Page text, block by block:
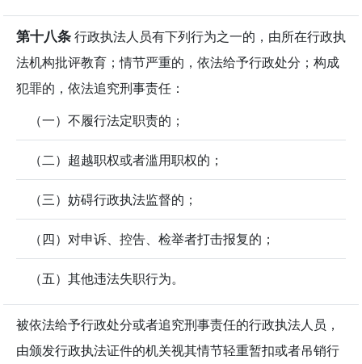
第十八条行政执法人员有下列行为之一的，由所在行政执
法机构批评教育；情节严重的，依法给予行政处分；构成
犯罪的，依法追究刑事责任：
（一）不履行法定职责的；
（二）超越职权或者滥用职权的；
（三）妨碍行政执法监督的；
（四）对申诉、控告、检举者打击报复的；
（五）其他违法失职行为。
被依法给予行政处分或者追究刑事责任的行政执法人员，
由颁发行政执法证件的机关视其情节轻重暂扣或者吊销行